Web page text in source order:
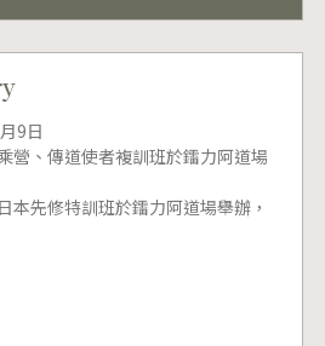
9日
營、傳道使者複訓班於鐳力阿道場
本先修特訓班於鐳力阿道場舉辦，